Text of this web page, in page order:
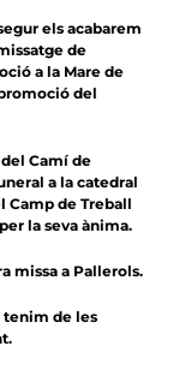
els acabarem
de
a la Mare de
del
del Camí de
a la catedral
Camp de Treball
la seva ànima.
missa a Pallerols.
tenim de les